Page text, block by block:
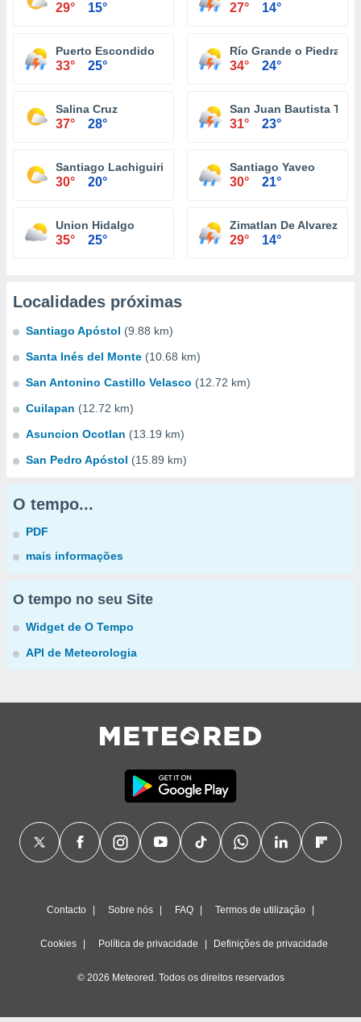
29° 15° 27° 14°
Puerto Escondido
33° 25°
Río Grande o Piedra
34° 24°
Salina Cruz
37° 28°
San Juan Bautista
31° 23°
Santiago Lachiguiri
30° 20°
Santiago Yaveo
30° 21°
Union Hidalgo
35° 25°
Zimatlan De Alvarez
29° 14°
Localidades próximas
Santiago Apóstol (9.88 km)
Santa Inés del Monte (10.68 km)
San Antonino Castillo Velasco (12.72 km)
Cuilapan (12.72 km)
Asuncion Ocotlan (13.19 km)
San Pedro Apóstol (15.89 km)
O tempo...
PDF
mais informações
O tempo no seu Site
Widget de O Tempo
API de Meteorologia
Contacto Sobre nós FAQ Termos de utilização
Cookies Política de privacidade Definições de privacidade
© 2026 Meteored. Todos os direitos reservados